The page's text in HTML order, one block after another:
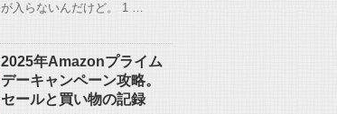
が入らないんだけど。 1 …
2025年Amazonプライム
デーキャンペーン攻略。
セールと買い物の記録